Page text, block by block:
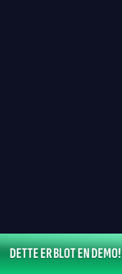
DETTE ER BLOT EN DEMO!